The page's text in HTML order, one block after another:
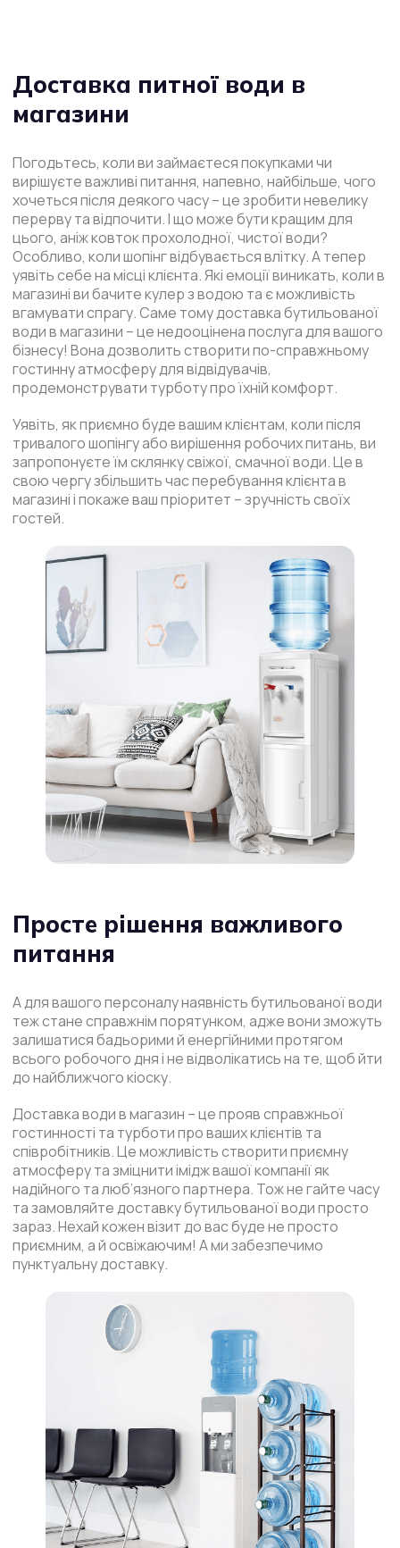
Доставка питної води в
магазини
Погодьтесь, коли ви займаєтеся покупками чи
вирішуєте важливі питання, напевно, найбільше, чого
хочеться після деякого часу – це зробити невелику
перерву та відпочити. І що може бути кращим для
цього, аніж ковток прохолодної, чистої води?
Особливо, коли шопінг відбувається влітку. А тепер
уявіть себе на місці клієнта. Які емоції виникать, коли в
магазині ви бачите кулер з водою та є можливість
вгамувати спрагу. Саме тому доставка бутильованої
води в магазини – це недооцінена послуга для вашого
бізнесу! Вона дозволить створити по-справжньому
гостинну атмосферу для відвідувачів,
продемонструвати турботу про їхній комфорт.
Уявіть, як приємно буде вашим клієнтам, коли після
тривалого шопінгу або вирішення робочих питань, ви
запропонуєте їм склянку свіжої, смачної води. Це в
свою чергу збільшить час перебування клієнта в
магазині і покаже ваш пріоритет – зручність своїх
гостей.
Просте рішення важливого
питання
А для вашого персоналу наявність бутильованої води
теж стане справжнім порятунком, адже вони зможуть
залишатися бадьорими й енергійними протягом
всього робочого дня і не відволікатись на те, щоб йти
до найближчого кіоску.
Доставка води в магазин – це прояв справжньої
гостинності та турботи про ваших клієнтів та
співробітників. Це можливість створити приємну
атмосферу та зміцнити імідж вашої компанії як
надійного та люб’язного партнера. Тож не гайте часу
та замовляйте доставку бутильованої води просто
зараз. Нехай кожен візит до вас буде не просто
приємним, а й освіжаючим! А ми забезпечимо
пунктуальну доставку.